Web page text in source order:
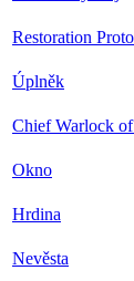
Restoration
Úplněk
Chief Warlock
Okno
Hrdina
Nevěsta